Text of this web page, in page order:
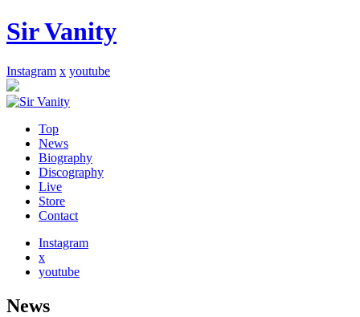
Sir Vanity
Instagram x youtube
Top
News
Biography
Discography
Live
Store
Contact
Instagram
x
youtube
News